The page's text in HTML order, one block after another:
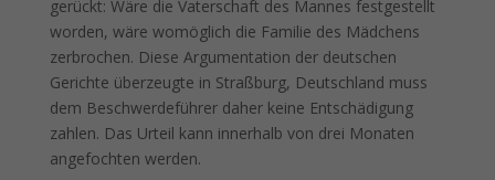
gerückt: Wäre die Vaterschaft des Mannes festgestellt
worden, wäre womöglich die Familie des Mädchens
zerbrochen. Diese Argumentation der deutschen
Gerichte überzeugte in Straßburg, Deutschland muss
dem Beschwerdeführer daher keine Entschädigung
zahlen. Das Urteil kann innerhalb von drei Monaten
angefochten werden.